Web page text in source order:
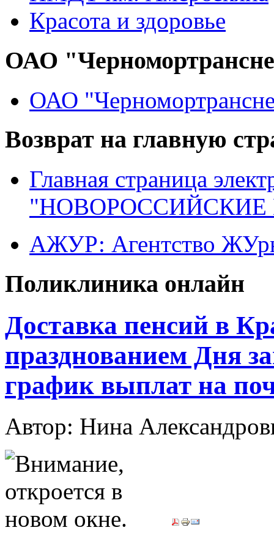
Красота и здоровье
ОАО
ОАО
Возврат на главную
Главная страница
"НОВОРОССИЙСКИЕ
АЖУР: Агентство
Поликлиника онлайн
Доставка пенсий в
празднованием Дня
график выплат на
Автор: Нина